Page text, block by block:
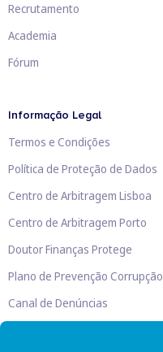
Recrutamento
Academia
Fórum
Informação Legal
Termos e Condições
Política de Proteção de Dados
Centro de Arbitragem Lisboa
Centro de Arbitragem Porto
Doutor Finanças Protege
Plano de Prevenção Corrupção
Canal de Denúncias